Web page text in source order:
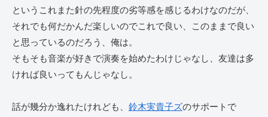
というこれまた針の先程度の劣等感を感じるわけなのだが、
それでも何だかんだ楽しいのでこれで良い、このままで良い
と思っているのだろう、俺は。
そもそも音楽が好きで演奏を始めたわけじゃなし、友達は多
ければ良いってもんじゃなし。
話が幾分か逸れたけれども、 鈴木実貴子ズのサポートで